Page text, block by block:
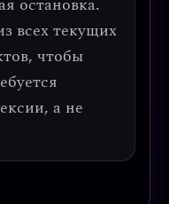
остановка.
всех текущих
чтобы
а не